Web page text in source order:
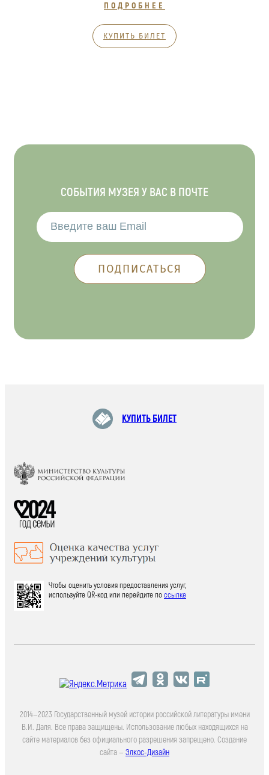
ПОДРОБНЕЕ
КУПИТЬ БИЛЕТ
СОБЫТИЯ МУЗЕЯ У ВАС В ПОЧТЕ
КУПИТЬ БИЛЕТ
Чтобы оценить условия предоставления услуг,
используйте QR-код или перейдите поссылке
2014—2023 Государственный музей истории российской литературы имени
В.И. Даля. Все права защищены. Использование любых находящихся на
сайте материалов без официального разрешения запрещено. Создание
сайта — Элкос-Дизайн